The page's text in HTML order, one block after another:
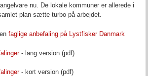
nu. De lokale kommuner er allerede i
plan sætte turbo på arbejdet.
faglige anbefaling på Lystfisker Danmark
- lang version (pdf)
- kort version (pdf)